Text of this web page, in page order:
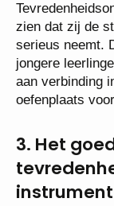
zien dat zij de
serieus neemt.
jongere
aan verbinding
oefenplaats
3. Het
instrument